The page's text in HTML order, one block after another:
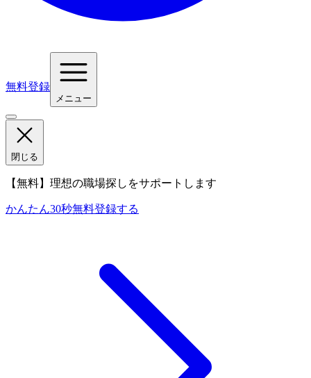
無料登録
メニュー
閉じる
【無料】理想の職場探しをサポートします
かんたん30秒無料登録する